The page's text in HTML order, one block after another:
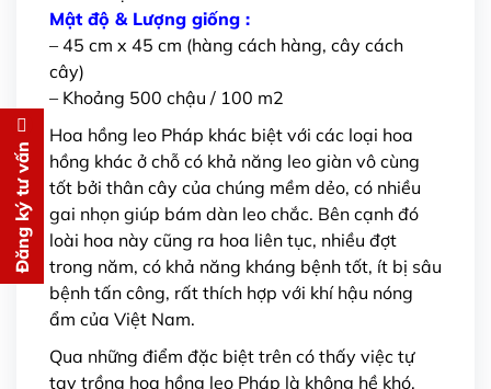
Mật độ & Lượng giống :
– 45 cm x 45 cm (hàng cách hàng, cây cách
cây)
– Khoảng 500 chậu / 100 m2
Hoa hồng leo Pháp khác biệt với các loại hoa
hồng khác ở chỗ có khả năng leo giàn vô cùng
tốt bởi thân cây của chúng mềm dẻo, có nhiều
gai nhọn giúp bám dàn leo chắc. Bên cạnh đó
loài hoa này cũng ra hoa liên tục, nhiều đợt
trong năm, có khả năng kháng bệnh tốt, ít bị sâu
bệnh tấn công, rất thích hợp với khí hậu nóng
ẩm của Việt Nam.
Qua những điểm đặc biệt trên có thấy việc tự
tay trồng hoa hồng leo Pháp là không hề khó,
Đăng ký tư vấn Đăng ký tư vấn
Chúng tôi sẽ gọi lại tư vấn MIỄN
PHÍ
cho bạn ngay lập tức